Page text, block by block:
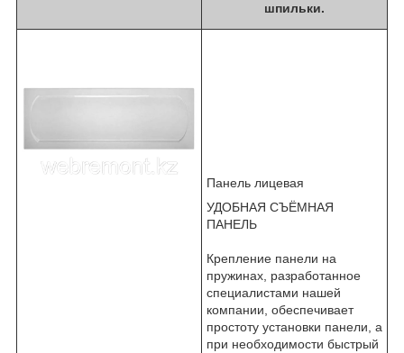
шпильки.
Панель лицевая
УДОБНАЯ СЪЁМНАЯ
ПАНЕЛЬ
Крепление панели на
пружинах, разработанное
специалистами нашей
компании, обеспечивает
простоту установки панели, а
при необходимости быстрый